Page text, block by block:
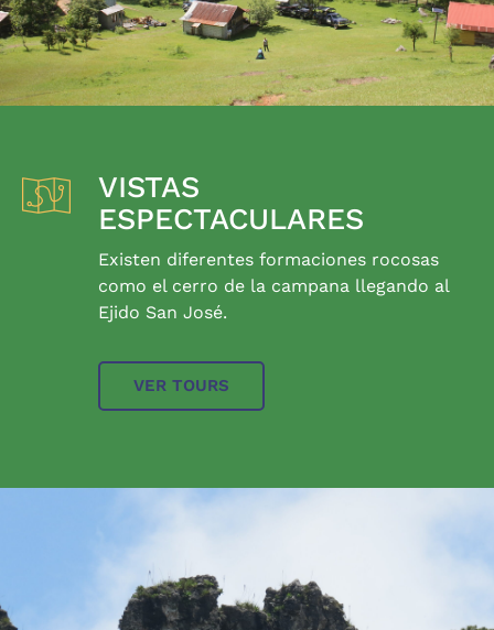
VISTAS
ESPECTACULARES
Existen diferentes formaciones rocosas
como el cerro de la campana llegando al
Ejido San José.
VER TOURS